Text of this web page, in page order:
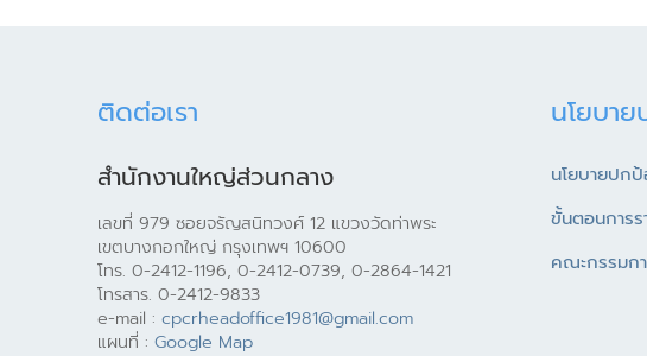
ติดต่อเรา
สำนักงานใหญ่ส่วนกลาง
เลขที่ 979 ซอยจรัญสนิทวงศ์ 12 แขวงวัดท่าพระ
เขตบางกอกใหญ่ กรุงเทพฯ 10600
โทร. 0-2412-1196, 0-2412-0739, 0-2864-1421
โทรสาร. 0-2412-9833
e-mail : cpcrheadoffice1981@gmail.com
แผนที่ : Google Map
นโยบา
นโยบายปก
ขั้นตอนการร
คณะกรรมก